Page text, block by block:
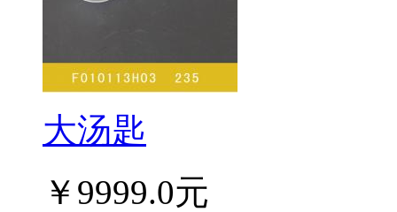
大汤匙
￥9999.0元